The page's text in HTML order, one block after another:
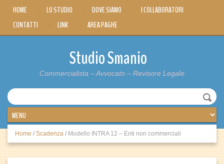
HOME LO STUDIO DOVE SIAMO
I COLLABORATORI
CONTATTI
LINK AREA PAGHE
Studio Smanio
Commercialista – Avvocato – Revisore Legale
Home / Scadenza / Modello INTRA 12 – Enti non commerciali